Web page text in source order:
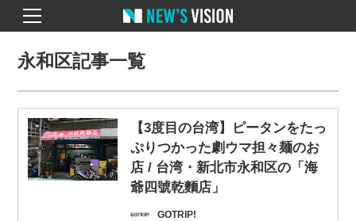
永和区記事一覧
【3度目の台湾】ピータンをたっ
ぷりつかった劇ウマ担々麺のお
店 / 台湾・新北市永和区の「海
爺四號乾麵店」
GOTRIP!